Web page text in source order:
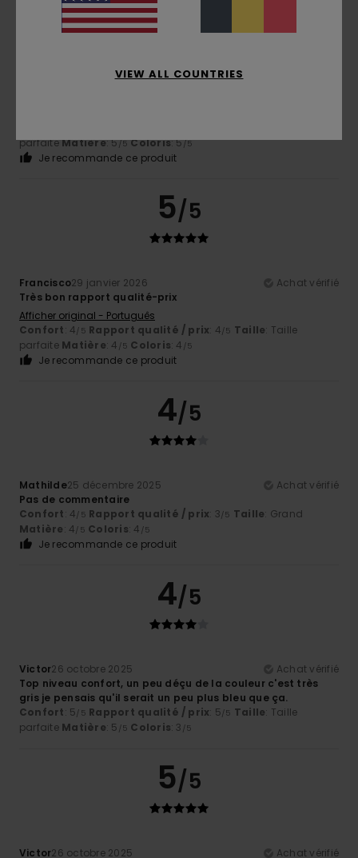
5 /5
parfaiteMatière: 5/5 Coloris: 5/5
Je recommande ce produit
5/5
Francisco29 janvier 2026
Achat vérifié
Très bon rapport qualité-prix
Afficher original - Português
Confort: 4/5 Rapport qualité / prix: 4/5 Taille: Taille
parfaite Matière: 4 /5 Coloris: 4 /5
Je recommande ce produit
4/5
Mathilde25 décembre 2025
Achat vérifié
Pas de commentaire
Confort: 4/5 Rapport qualité / prix: 3/5 Taille: Grand
Matière: 4/5 Coloris: 4 /5
Je recommande ce produit
4/5
Victor26 octobre 2025
Achat vérifié
Top niveau confort, un peu déçu de la couleur c'est très
gris je pensais qu'il serait un peu plus bleu que ça.
Confort: 5/5 Rapport qualité / prix: 5/5 Taille: Taille
parfaite Matière: 5 /5 Coloris: 3 /5
5/5
Victor26 octobre 2025
Achat vérifié
VIEW ALL COUNTRIES